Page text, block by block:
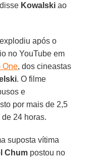
Kowalski ao
explodiu após o
no YouTube em
One, dos cineastas
. O filme
e
por mais de 2,5
24 horas.
suposta vítima
Chum postou no